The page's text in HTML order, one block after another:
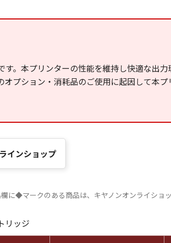
。本プリンターの性能を維持し快適な出力
プション・消耗品のご使用に起因して本
インショップ
に◆マークのある商品は、キヤノンオンライショッ
リッジ